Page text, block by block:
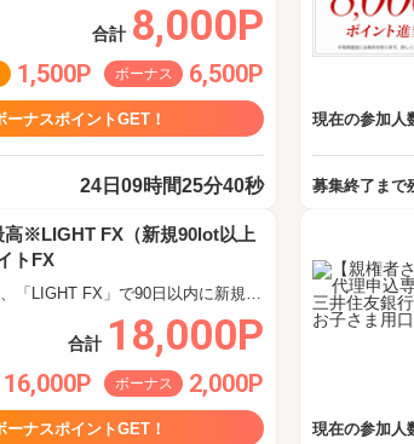
合計 8,000P
1,500P ボーナス 6,500P
ーナスポイントGET！
24日09時間25分40秒
現在の参加人
募集終了まで
※LIGHT FX（新規90lot以上
トFX
新規口座開設申込後、「LIGHT FX」で90日以内に新規90lot以上の取引完了
合計 18,000P
16,000P ボーナス 2,000P
ーナスポイントGET！ 現在の参加人